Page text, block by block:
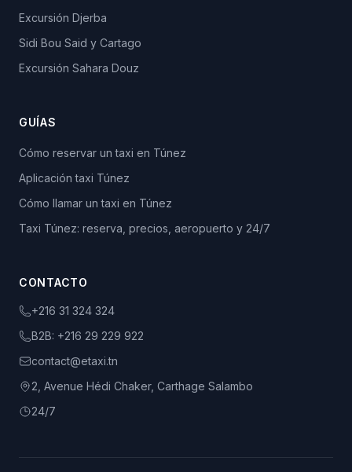
Excursión Djerba
Sidi Bou Said y Cartago
Excursión Sahara Douz
GUÍAS
Cómo reservar un taxi en Túnez
Aplicación taxi Túnez
Cómo llamar un taxi en Túnez
Taxi Túnez: reserva, precios, aeropuerto y 24/7
CONTACTO
+216 31 324 324
B2B: +216 29 229 922
contact@etaxi.tn
2, Avenue Hédi Chaker, Carthage Salambo
24/7